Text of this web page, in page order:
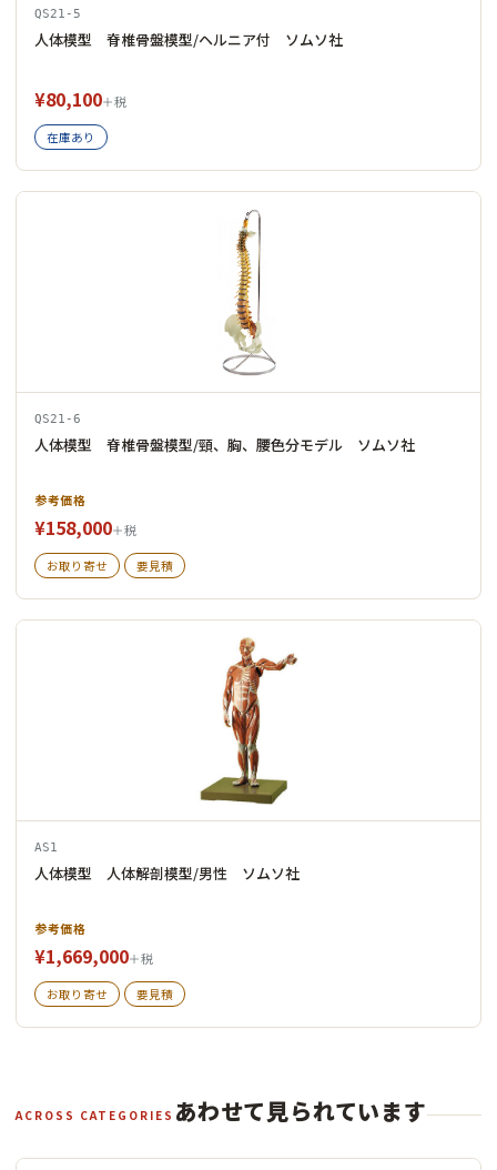
QS21-5
人体模型 脊椎骨盤模型/ヘルニア付 ソムソ社
¥80,100＋税
在庫あり
QS21-6
人体模型 脊椎骨盤模型/頸、胸、腰色分モデル ソムソ社
参考価格
¥158,000＋税
お取り寄せ 要見積
AS1
人体模型 人体解剖模型/男性 ソムソ社
参考価格
¥1,669,000＋税
お取り寄せ 要見積
ACROSS CATEGORIES あわせて見られています